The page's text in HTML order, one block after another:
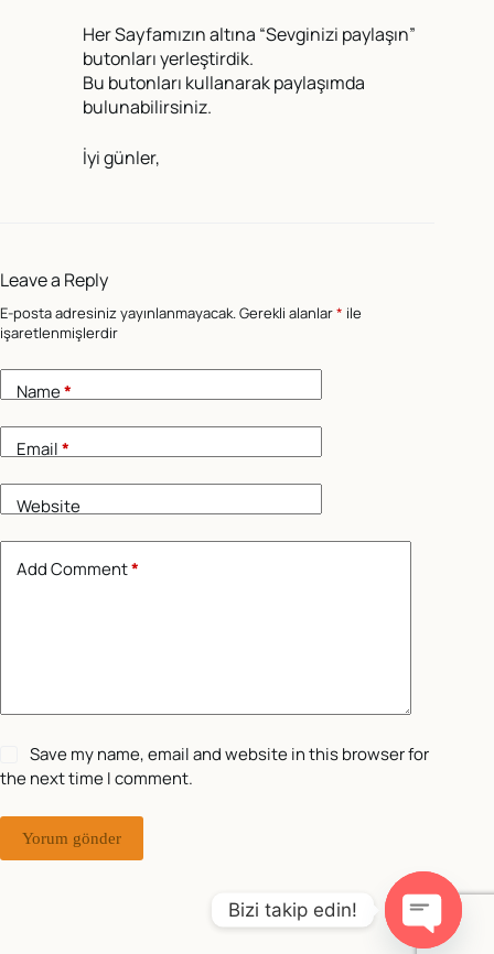
Her Sayfamızın altına “Sevginizi paylaşın”
butonları yerleştirdik.
Bu butonları kullanarak paylaşımda
bulunabilirsiniz.
İyi günler,
Leave a Reply
E-posta adresiniz yayınlanmayacak.Gerekli alanlar* ile
işaretlenmişlerdir
Name*
Email*
Website
Add Comment*
Save my name, email and website in this browser for
the next time I comment.
Yorum gönder
Bizi takip edin!